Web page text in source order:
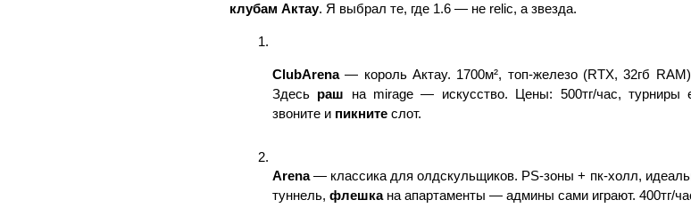
клубам Актау. Я выбрал те, где 1.6 — не relic, а звезда.
ClubArena — король Актау. 1700м², топ-железо (RTX, 32гб
Здесь раш на mirage — искусство. Цены: 500тг/час, турниры
звоните и пикните слот.
Arena — классика для олдскульщиков. PS-зоны + пк-холл,
туннель, флешка на апартаменты — админы сами играют. 400тг/